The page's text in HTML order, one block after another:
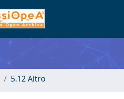
5.12 Altro